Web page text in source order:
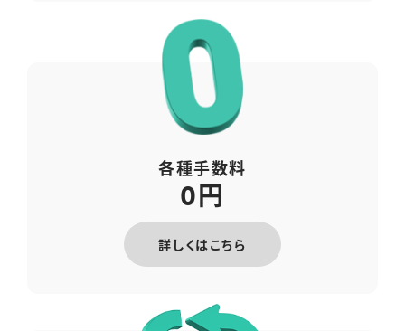
各種手数料
0円
詳しくはこちら